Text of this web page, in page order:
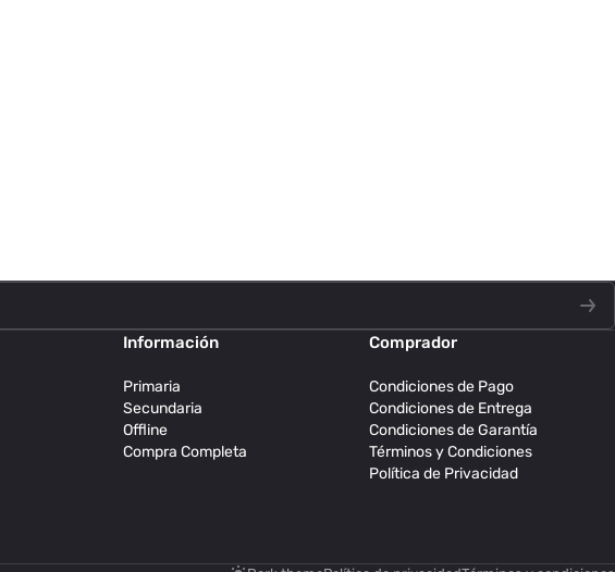
Información
Primaria
Secundaria
Offline
Compra Completa
Comprador
Condiciones de Pago
Condiciones de Entrega
Condiciones de Garantía
Términos y Condiciones
Política de Privacidad